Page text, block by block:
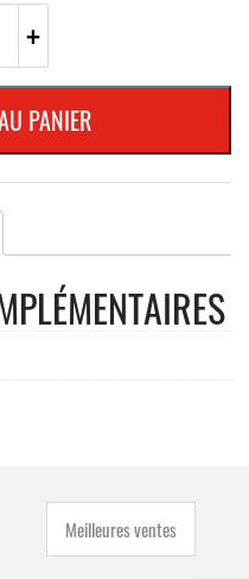
+
PANIER
Meilleures ventes